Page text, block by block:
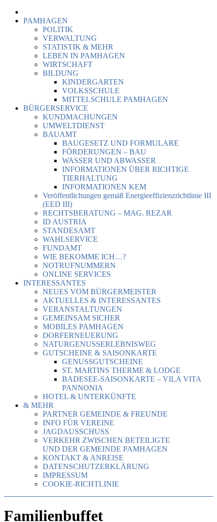
PAMHAGEN
POLITIK
VERWALTUNG
STATISTIK & MEHR
LEBEN IN PAMHAGEN
WIRTSCHAFT
BILDUNG
KINDERGARTEN
VOLKSSCHULE
MITTELSCHULE PAMHAGEN
BÜRGERSERVICE
KUNDMACHUNGEN
UMWELTDIENST
BAUAMT
BAUGESETZ UND FORMULARE
FÖRDERUNGEN – BAU
WASSER UND ABWASSER
INFORMATIONEN ÜBER RICHTIGE
TIERHALTUNG
INFORMATIONEN KEM
Veröffentlichungen gemäß Energieeffizienzrichtlinie III
(EED III)
RECHTSBERATUNG – MAG. REZAR
ID AUSTRIA
STANDESAMT
WAHLSERVICE
FUNDAMT
WIE BEKOMME ICH…?
NOTRUFNUMMERN
ONLINE SERVICES
INTERESSANTES
NEUES VOM BÜRGERMEISTER
AKTUELLES & INTERESSANTES
VERANSTALTUNGEN
GEMEINSAM SICHER
MOBILES PAMHAGEN
DORFERNEUERUNG
NATURGENUSSERLEBNISWEG
GUTSCHEINE & SAISONKARTE
GENUSSGUTSCHEINE
ST. MARTINS THERME & LODGE
BADESEE-SAISONKARTE – VILA VITA
PANNONIA
HOTEL & UNTERKÜNFTE
& MEHR
PARTNER GEMEINDE & FREUNDE
INFO FÜR VEREINE
JAGDAUSSCHUSS
VERKEHR ZWISCHEN BETEILIGTE
UND DER GEMEINDE PAMHAGEN
KONTAKT & ANREISE
DATENSCHUTZERKLÄRUNG
IMPRESSUM
COOKIE-RICHTLINIE
Familienbuffet